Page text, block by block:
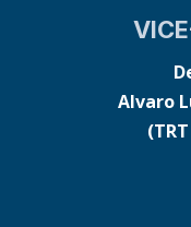
Alvaro